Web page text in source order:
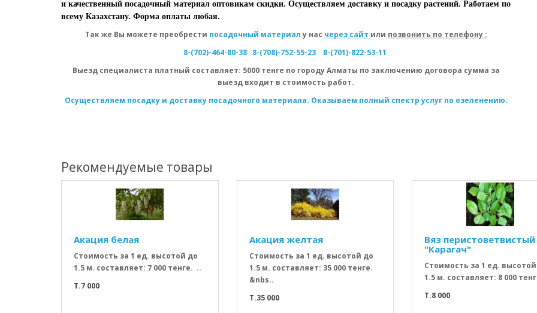
и качественный посадочный материал оптовикам скидки. Осуществляем доставку и посадку растений. Работаем по
всему Казахстану. Форма оплаты любая.
Так же Вы можете преобрести посадочный материалу нас через сайт или позвонить по телефону :
8-(702)-464-80-38 8-(708)-752-55-23
8-(701)-822-53-11
Выезд специалиста платный составляет: 5000 тенге по городу Алматы по заключению договора сумма за
выезд входит в стоимость работ.
Осуществляем посадку и доставку посадочного материала. Оказываем полный спектр услуг по озеленению.
Рекомендуемые товары
Акация белая
Стоимость за 1 ед. высотой до
1.5 м. составляет: 7 000 тенге. ..
T.7 000
Акация желтая
Стоимость за 1 ед. высотой до
1.5 м. составляет: 35 000 тенге.
&nbs..
T.35 000
Вяз перистоветвистый
"Карагач"
Стоимость за 1 ед.
1.5 м. составляет: 8 000
T.8 000